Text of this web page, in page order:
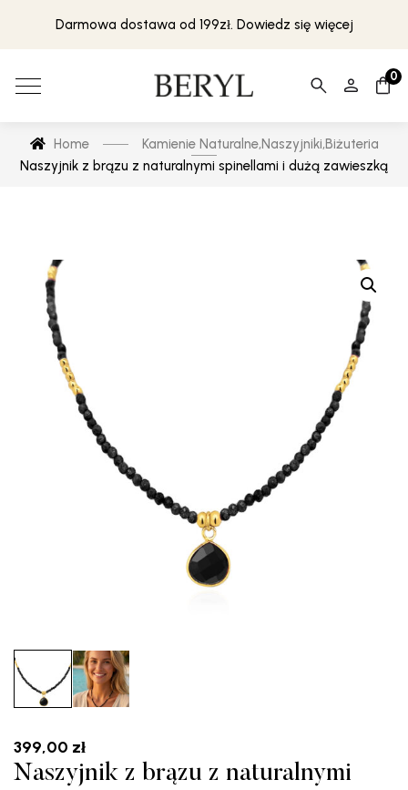
Darmowa dostawa od 199zł. Dowiedz się więcej
0
Home Kamienie Naturalne,Naszyjniki,Biżuteria
Naszyjnik z brązu z naturalnymi spinellami i dużą zawieszką
399,00 zł
Naszyjnik z brązu z naturalnymi